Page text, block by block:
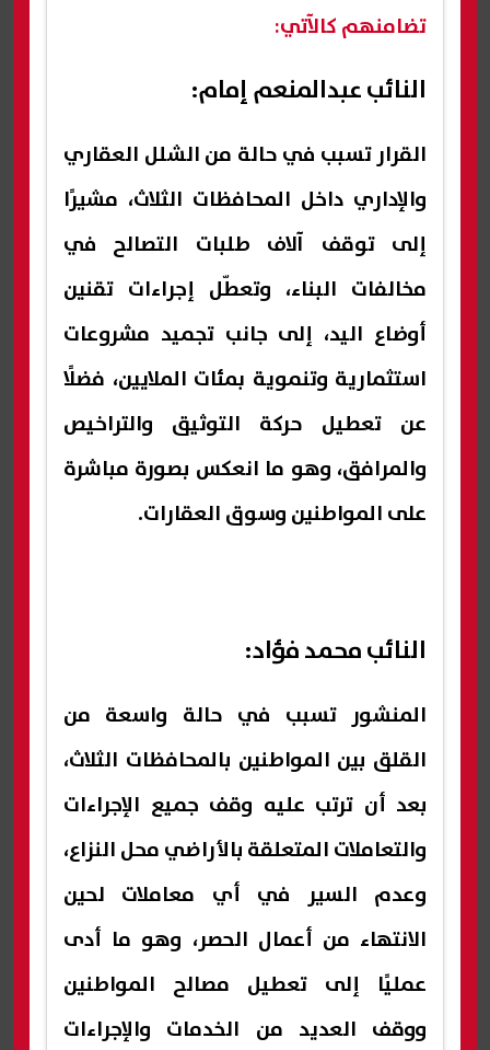
تضامنهم كالآتي:
النائب عبدالمنعم إمام:
القرار تسبب في حالة من الشلل العقاري
والإداري داخل المحافظات الثلاث، مشيرًا
إلى توقف آلاف طلبات التصالح في
مخالفات البناء، وتعطّل إجراءات تقنين
أوضاع اليد، إلى جانب تجميد مشروعات
استثمارية وتنموية بمئات الملايين، فضلًا
عن تعطيل حركة التوثيق والتراخيص
والمرافق، وهو ما انعكس بصورة مباشرة
على المواطنين وسوق العقارات.
النائب محمد فؤاد:
المنشور تسبب في حالة واسعة من
القلق بين المواطنين بالمحافظات الثلاث،
بعد أن ترتب عليه وقف جميع الإجراءات
والتعاملات المتعلقة بالأراضي محل النزاع،
وعدم السير في أي معاملات لحين
الانتهاء من أعمال الحصر، وهو ما أدى
عمليًا إلى تعطيل مصالح المواطنين
ووقف العديد من الخدمات والإجراءات